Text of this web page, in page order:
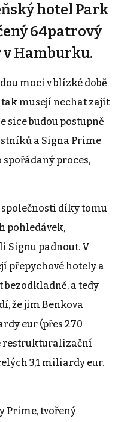
hotel Park
64patrový
Hamburku.
moci v blízké době
musejí nechat zajít
sice budou postupně
a Signa Prime
spořádaný proces,
díky tomu
pohledávek,
Signu padnout. V
přepychové hotely a
a tedy
že jim Benkova
eur (přes 270
restrukturalizační
3,1 miliardy eur.
Prime, tvořený